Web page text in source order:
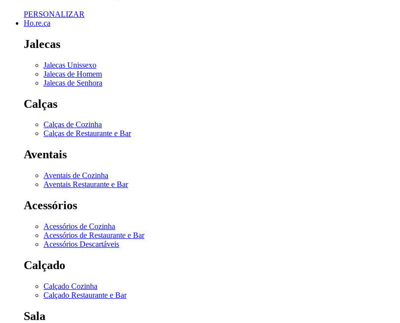
PERSONALIZAR
Ho.re.ca
Jalecas
Jalecas Unissexo
Jalecas de Homem
Jalecas de Senhora
Calças
Calças de Cozinha
Calças de Restaurante e Bar
Aventais
Aventais de Cozinha
Aventais Restaurante e Bar
Acessórios
Acessórios de Cozinha
Acessórios de Restaurante e Bar
Acessórios Descartáveis
Calçado
Calçado Cozinha
Calçado Restaurante e Bar
Sala